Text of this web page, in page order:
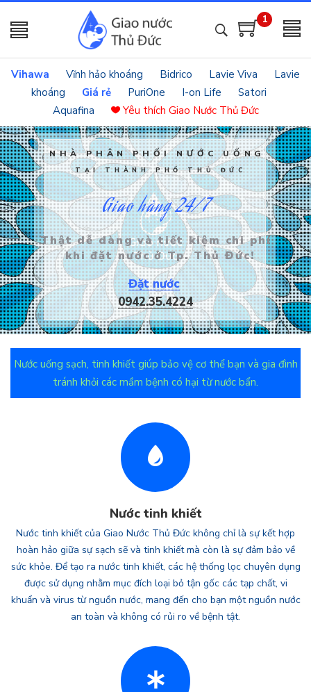
1
Vihawa Vĩnh hảo khoáng Bidrico Lavie Viva
Lavie
khoáng
Giá rẻ PuriOne I-on Life
Satori
Aquafina
Yêu thích Giao Nước Thủ Đức
NHÀ PHÂN PHỐI NƯỚC UỐNG
Giao hàng 24/7
Thật dễ dàng và tiết kiệm chi phí
Đặt nước
TẠI THÀNH PHỐ THỦ ĐỨC
0942.35.4224
khi đặt nước ở Tp. Thủ Đức!
Nước uống sạch, tinh khiết giúp bảo vệ cơ thể bạn và gia đình
tránh khỏi các mầm bệnh có hại từ nước bẩn.
Nước tinh khiết
Nước tinh khiết của Giao Nước Thủ Đức không chỉ là sự kết hợp
hoàn hảo giữa sự sạch sẽ và tinh khiết mà còn là sự đảm bảo về
sức khỏe. Để tạo ra nước tinh khiết, các hệ thống lọc chuyên dụng
được sử dụng nhằm mục đích loại bỏ tận gốc các tạp chất, vi
khuẩn và virus từ nguồn nước, mang đến cho bạn một nguồn nước
an toàn và không có rủi ro về bệnh tật.